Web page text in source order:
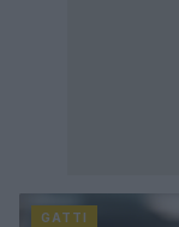
GATTI